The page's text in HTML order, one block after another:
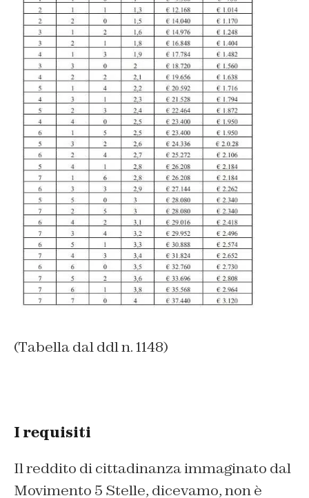
(Tabella dal ddl n. 1148)
I requisiti
Il reddito di cittadinanza immaginato dal
Movimento 5 Stelle, dicevamo, non è